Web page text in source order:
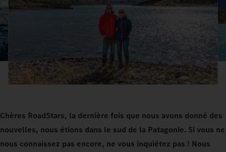
Chères RoadStars, la dernière fois que nous avons donné des
nouvelles, nous étions dans le sud de la Patagonie. Si vous ne
nous connaissez pas encore, ne vous inquiétez pas ! Nous